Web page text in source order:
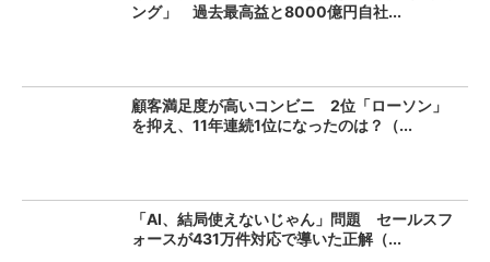
ング」 過去最高益と8000億円自社...
顧客満足度が高いコンビニ 2位「ローソン」
を抑え、11年連続1位になったのは？（...
「AI、結局使えないじゃん」問題 セールスフ
ォースが431万件対応で導いた正解（...